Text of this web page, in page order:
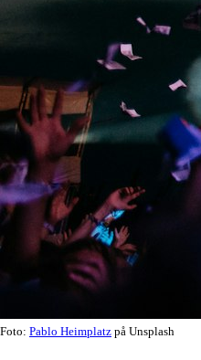
Foto: Pablo Heimplatz på Unsplash